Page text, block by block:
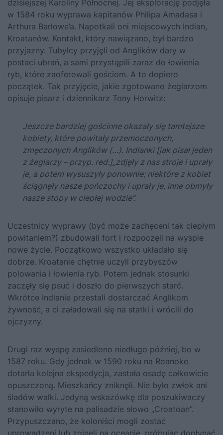
dzisiejszej Karoliny Północnej. Jej eksplorację podjęła
w 1584 roku wyprawa kapitanów Philipa Amadasa i
Arthura Barlowe’a. Napotkali oni miejscowych Indian,
Kroatanów. Kontakt, który nawiązano, był bardzo
przyjazny. Tubylcy przyjęli od Anglików dary w
postaci ubrań, a sami przystąpili zaraz do łowienia
ryb, które zaoferowali gościom. A to dopiero
początek. Tak przyjęcie, jakie zgotowano żeglarzom
opisuje pisarz i dziennikarz Tony Horwitz:
Jeszcze bardziej gościnne okazały się tamtejsze
kobiety, które powitały przemoczonych,
zmęczonych Anglików (…). Indianki [jak pisał jeden
z żeglarzy – przyp. red.]„zdjęły z nas stroje i uprały
je, a potem wysuszyły ponownie; niektóre z kobiet
ściągnęły nasze pończochy i uprały je, inne obmyły
nasze stopy w ciepłej wodzie”.
Uczestnicy wyprawy (być może zachęceni tak ciepłym
powitaniem?) zbudowali fort i rozpoczęli na wyspie
nowe życie. Początkowo wszystko układało się
dobrze. Kroatanie chętnie uczyli przybyszów
polowania i łowienia ryb. Potem jednak stosunki
zaczęły się psuć i doszło do pierwszych starć.
Wkrótce Indianie przestali dostarczać Anglikom
żywność, a ci załadowali się na statki i wrócili do
ojczyzny.
Drugi raz wyspę zasiedlono niedługo później, bo w
1587 roku. Gdy jednak w 1590 roku na Roanoke
dotarła kolejna ekspedycja, zastała osadę całkowicie
opuszczoną. Mieszkańcy zniknęli. Nie było zwłok ani
śladów walki. Jedyną wskazówkę dla poszukiwaczy
stanowiło wyryte na palisadzie słowo „Croatoan”.
Przypuszczano, że koloniści mogli zostać